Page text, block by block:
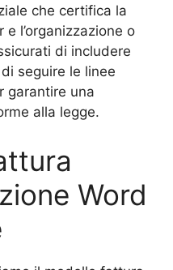
che certifica la
l’organizzazione o
di includere
seguire le linee
garantire una
alla legge.
Word